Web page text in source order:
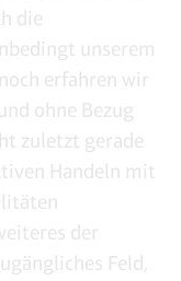
die
unserem
erfahren wir
ohne Bezug
zuletzt gerade
Handeln mit
der
Feld,